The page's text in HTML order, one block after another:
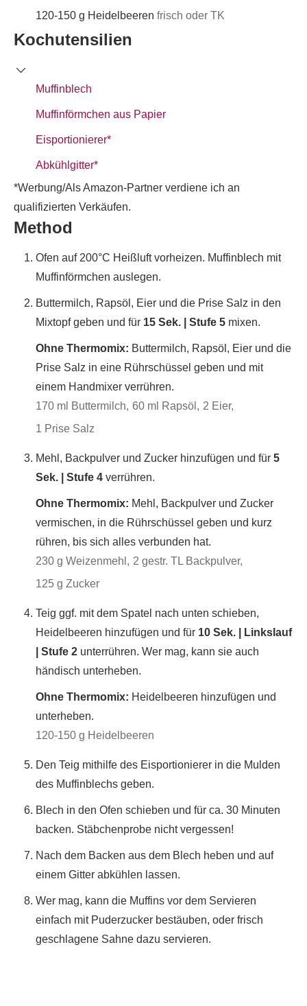
120-150 g Heidelbeeren frisch oder TK
Kochutensilien
Muffinblech
Muffinförmchen aus Papier
Eisportionierer*
Abkühlgitter*
*Werbung/Als Amazon-Partner verdiene ich an
qualifizierten Verkäufen.
Method
Ofen auf 200°C Heißluft vorheizen. Muffinblech mit
Muffinförmchen auslegen.
Buttermilch, Rapsöl, Eier und die Prise Salz in den
Mixtopf geben und für 15 Sek. | Stufe 5 mixen.
Ohne Thermomix: Buttermilch, Rapsöl, Eier und die
Prise Salz in eine Rührschüssel geben und mit
einem Handmixer verrühren.
170 ml Buttermilch, 60 ml Rapsöl, 2 Eier,
1 Prise Salz
Mehl, Backpulver und Zucker hinzufügen und für 5
Sek. | Stufe 4 verrühren.
Ohne Thermomix: Mehl, Backpulver und Zucker
vermischen, in die Rührschüssel geben und kurz
rühren, bis sich alles verbunden hat.
230 g Weizenmehl, 2 gestr. TL Backpulver,
125 g Zucker
Teig ggf. mit dem Spatel nach unten schieben,
Heidelbeeren hinzufügen und für 10 Sek. | Linkslauf
| Stufe 2 unterrühren. Wer mag, kann sie auch
händisch unterheben.
Ohne Thermomix: Heidelbeeren hinzufügen und
unterheben.
120-150 g Heidelbeeren
Den Teig mithilfe des Eisportionierer in die Mulden
des Muffinblechs geben.
Blech in den Ofen schieben und für ca. 30 Minuten
backen. Stäbchenprobe nicht vergessen!
Nach dem Backen aus dem Blech heben und auf
einem Gitter abkühlen lassen.
Wer mag, kann die Muffins vor dem Servieren
einfach mit Puderzucker bestäuben, oder frisch
geschlagene Sahne dazu servieren.